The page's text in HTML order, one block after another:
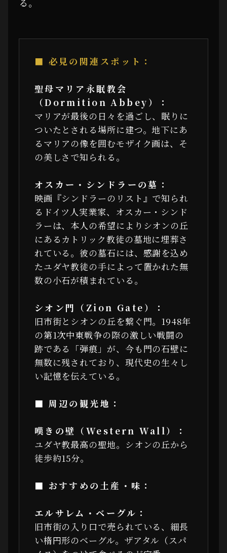
■ 必見の関連スポット：
聖母マリア永眠教会
（Dormition Abbey）：
マリアが最後の日々を過ごし、眠りに
ついたとされる場所に建つ。地下にあ
るマリアの像を囲むモザイク画は、そ
の美しさで知られる。
オスカー・シンドラーの墓：
映画『シンドラーのリスト』で知られ
るドイツ人実業家、オスカー・シンド
ラーは、本人の希望によりシオンの丘
にあるカトリック教徒の墓地に埋葬さ
れている。彼の墓石には、感謝を込め
たユダヤ教徒の手によって置かれた無
数の小石が積まれている。
シオン門（Zion Gate）：
旧市街とシオンの丘を繋ぐ門。1948年
の第1次中東戦争の際の激しい戦闘の
跡である「弾痕」が、今も門の石壁に
無数に残されており、現代史の生々し
い記憶を伝えている。
■ 周辺の観光地：
嘆きの壁（Western Wall）：
ユダヤ教最高の聖地。シオンの丘から
徒歩約15分。
■ おすすめの土産・味：
エルサレム・ベーグル：
旧市街の入り口で売られている、細長
い楕円形のベーグル。ザアタル（スパ